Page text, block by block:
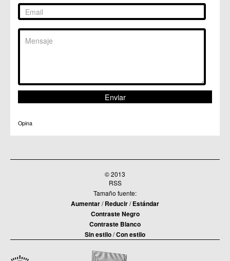
Opina
© 2013
RSS
Tamaño fuente:
Aumentar/Reducir/Estándar
Contraste Negro
Contraste Blanco
Sin estilo/Con estilo